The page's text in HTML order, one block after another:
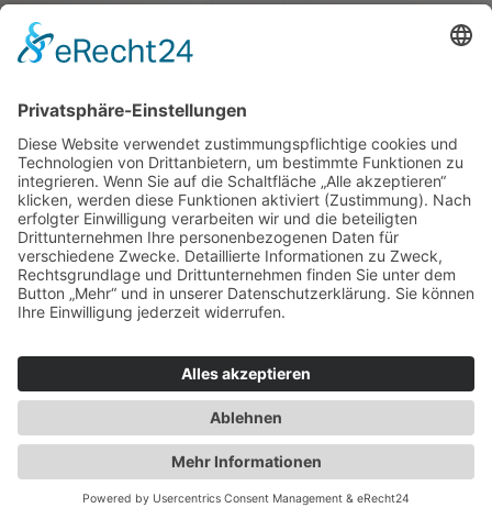
verkaufen und darin
wohnen bleiben
Verkaufen Sie Ihr Haus oder Ihre
Eigen­tums­woh­nung und bleiben Sie
darin wohnen.
Jetzt Ermittlung starten »
Regional
© 2026 WohnBW